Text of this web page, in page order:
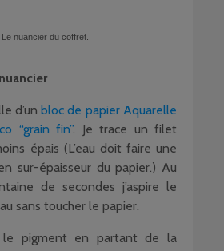
Le nuancier du coffret.
d’unbloc de papier Aquarelle
“grain fin”. Je trace un filet
épais (L’eau doit faire une
sur-épaisseur du papier.) Au
de secondes j’aspire le
sans toucher le papier.
le pigment en partant de la